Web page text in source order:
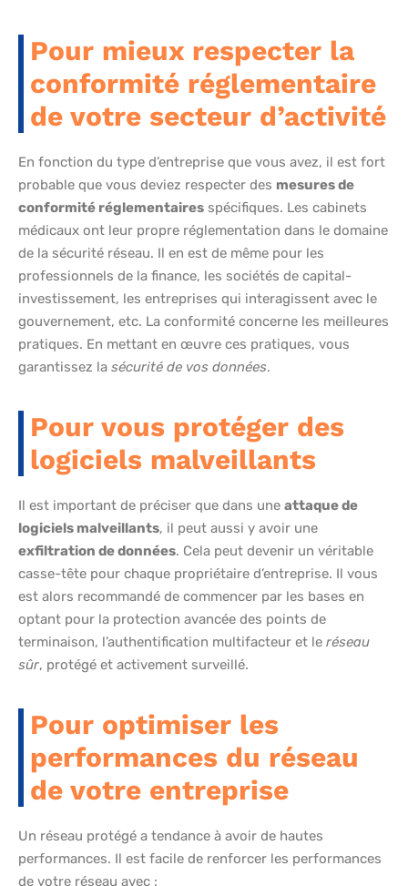
Pour mieux respecter la
conformité réglementaire
de votre secteur d’activité
En fonction du type d’entreprise que vous avez, il est fort
probable que vous deviez respecter des mesures de
conformité réglementaires spécifiques. Les cabinets
médicaux ont leur propre réglementation dans le domaine
de la sécurité réseau. Il en est de même pour les
professionnels de la finance, les sociétés de capital-
investissement, les entreprises qui interagissent avec le
gouvernement, etc. La conformité concerne les meilleures
pratiques. En mettant en œuvre ces pratiques, vous
garantissez la sécurité de vos données.
Pour vous protéger des
logiciels malveillants
Il est important de préciser que dans une attaque de
logiciels malveillants, il peut aussi y avoir une
exfiltration de données. Cela peut devenir un véritable
casse-tête pour chaque propriétaire d’entreprise. Il vous
est alors recommandé de commencer par les bases en
optant pour la protection avancée des points de
terminaison, l’authentification multifacteur et le réseau
sûr, protégé et activement surveillé.
Pour optimiser les
performances du réseau
de votre entreprise
Un réseau protégé a tendance à avoir de hautes
performances. Il est facile de renforcer les performances
de votre réseau avec :